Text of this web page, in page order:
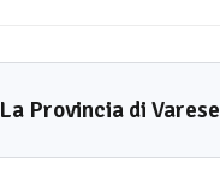
La Provincia di Varese